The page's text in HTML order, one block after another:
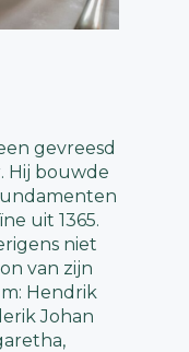
gevreesd
Hij bouwde
uit 1365.
niet
van zijn
Hendrik
Johan